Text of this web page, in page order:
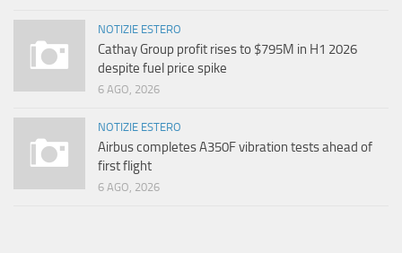
NOTIZIE ESTERO
Cathay Group profit rises to $795M in H1 2026
despite fuel price spike
6 AGO, 2026
NOTIZIE ESTERO
Airbus completes A350F vibration tests ahead of
first flight
6 AGO, 2026